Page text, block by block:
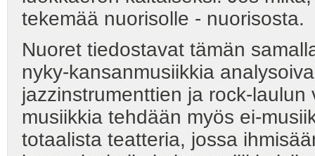
tekemää nuorisolle - nuorisosta.
Nuoret tiedostavat tämän
nyky-kansanmusiikkia
jazzinstrumenttien ja rock-
musiikkia tehdään myös ei-
totaalista teatteria, jossa